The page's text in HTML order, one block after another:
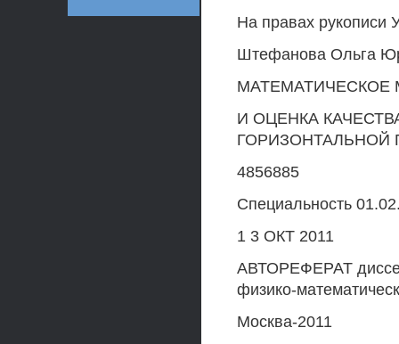
На правах рукописи
Штефанова Ольга
МАТЕМАТИЧЕСКОЕ
И ОЦЕНКА
ГОРИЗОНТАЛЬНОЙ
4856885
Специальность
1 3 ОКТ 2011
АВТОРЕФЕРАТ
физико-
Москва-2011